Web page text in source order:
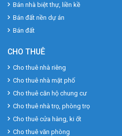
Bán nhà biệt thự, liền kề
Bán đất nền dự án
Bán đất
CHO THUÊ
Cho thuê nhà riêng
Cho thuê nhà mặt phố
Cho thuê căn hộ chung cư
Cho thuê nhà trọ, phòng trọ
Cho thuê cửa hàng, ki ốt
Cho thuê văn phòng